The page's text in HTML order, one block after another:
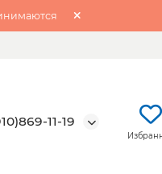
11-19